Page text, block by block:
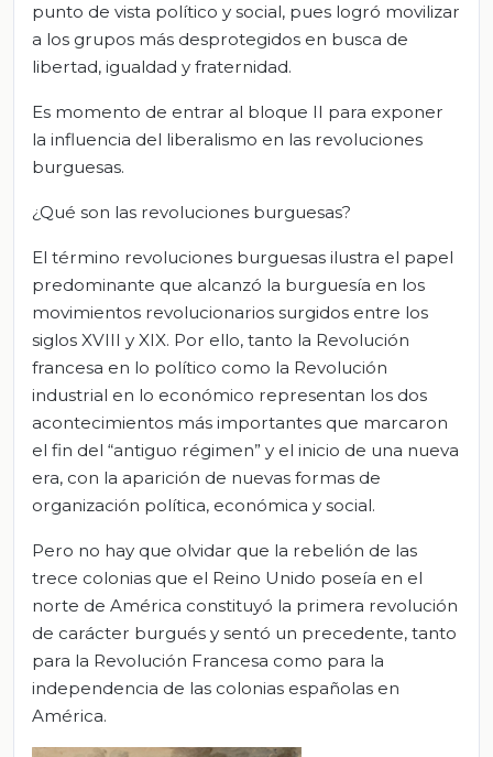
punto de vista político y social, pues logró movilizar
a los grupos más desprotegidos en busca de
libertad, igualdad y fraternidad.
Es momento de entrar al bloque II para exponer
la influencia del liberalismo en las revoluciones
burguesas.
¿Qué son las revoluciones burguesas?
El término revoluciones burguesas ilustra el papel
predominante que alcanzó la burguesía en los
movimientos revolucionarios surgidos entre los
siglos XVIII y XIX. Por ello, tanto la Revolución
francesa en lo político como la Revolución
industrial en lo económico representan los dos
acontecimientos más importantes que marcaron
el fin del “antiguo régimen” y el inicio de una nueva
era, con la aparición de nuevas formas de
organización política, económica y social.
Pero no hay que olvidar que la rebelión de las
trece colonias que el Reino Unido poseía en el
norte de América constituyó la primera revolución
de carácter burgués y sentó un precedente, tanto
para la Revolución Francesa como para la
independencia de las colonias españolas en
América.